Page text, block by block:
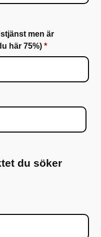
men är
här 75%)
du söker